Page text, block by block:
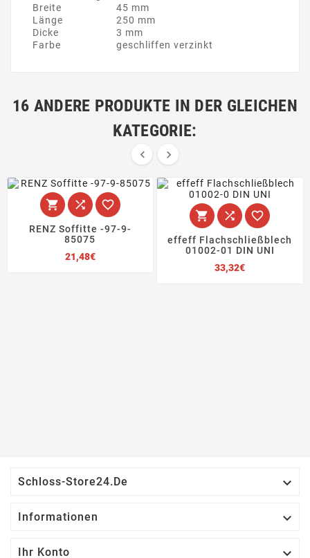
Breite
45 mm
Länge
250 mm
Dicke
3 mm
Farbe
geschliffen verzinkt
16 ANDERE PRODUKTE IN DER GLEICHEN
KATEGORIE:
 
  
RENZ Soffitte -97-9-
85075
21,48€Preis
  
effeff Flachschließblech
01002-01 DIN UNI
33,32€Preis
Schloss-Store24.de 
Informationen 
Ihr Konto 